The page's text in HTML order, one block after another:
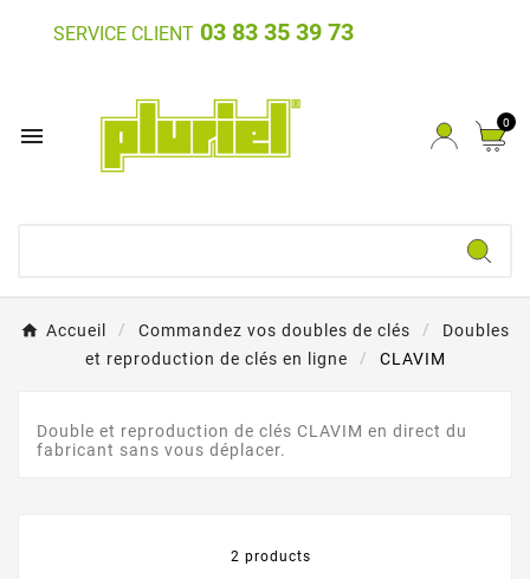
SERVICE CLIENT 03 83 35 39 73
 0
Accueil Commandez vos doubles de clés
Doubles
et reproduction de clés en ligne
CLAVIM
Double et reproduction de clés CLAVIM en direct du
fabricant sans vous déplacer.
2 products